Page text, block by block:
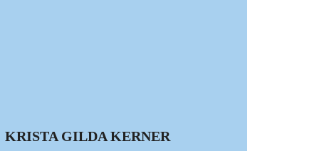
KRISTA GILDA KERNER